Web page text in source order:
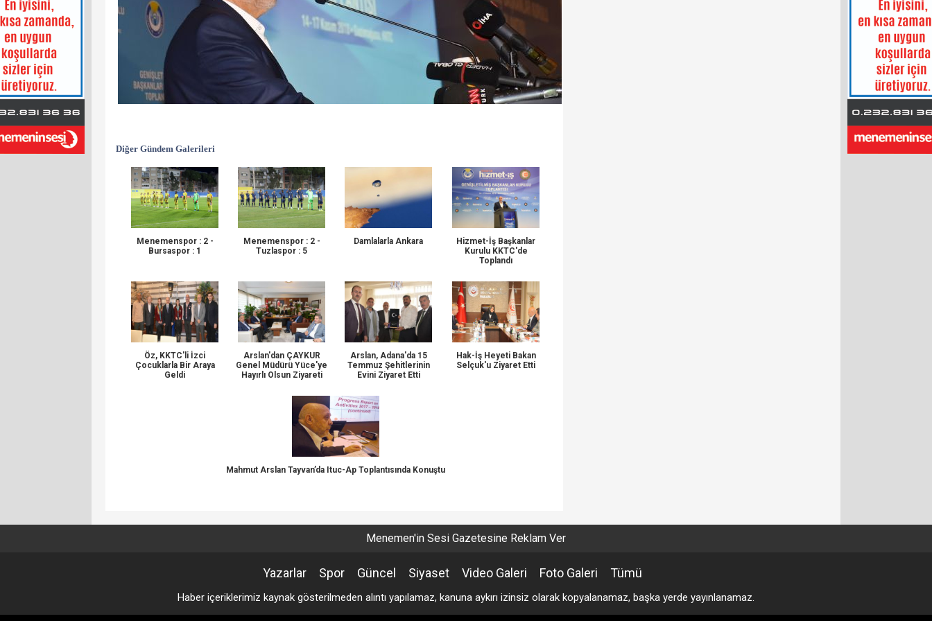
Diğer Gündem Galerileri
Menemenspor : 2 -
Bursaspor : 1
Menemenspor : 2 -
Tuzlaspor : 5
Damlalarla Ankara
Hizmet-İş Başkanlar
Kurulu KKTC'de
Toplandı
Öz, KKTC'li İzci
Çocuklarla Bir Araya
Geldi
Arslan'dan ÇAYKUR
Genel Müdürü Yüce'ye
Hayırlı Olsun Ziyareti
Arslan, Adana'da 15
Temmuz Şehitlerinin
Evini Ziyaret Etti
Hak-İş Heyeti Bakan
Selçuk'u Ziyaret Etti
Mahmut Arslan Tayvan’da Ituc-Ap Toplantısında Konuştu
Menemen'in Sesi Gazetesine Reklam Ver
Yazarlar Spor Güncel Siyaset Video Galeri Foto Galeri Tümü
Haber içeriklerimiz kaynak gösterilmeden alıntı yapılamaz, kanuna aykırı izinsiz olarak kopyalanamaz, başka yerde yayınlanamaz.